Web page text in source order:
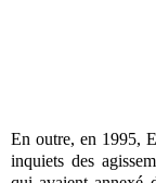
En outre, en 1995,
inquiets des